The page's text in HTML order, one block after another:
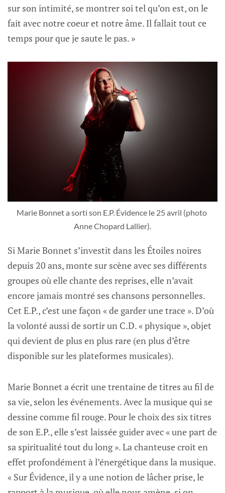
sur son intimité, se montrer soi tel qu’on est, on le
fait avec notre coeur et notre âme. Il fallait tout ce
temps pour que je saute le pas. »
Marie Bonnet a sorti son E.P. Évidence le 25 avril (photo
Anne Chopard Lallier).
Si Marie Bonnet s’investit dans les Étoiles noires
depuis 20 ans, monte sur scène avec ses différents
groupes où elle chante des reprises, elle n’avait
encore jamais montré ses chansons personnelles.
Cet E.P., c’est une façon « de garder une trace ». D’où
la volonté aussi de sortir un C.D. « physique », objet
qui devient de plus en plus rare (en plus d’être
disponible sur les plateformes musicales).
Marie Bonnet a écrit une trentaine de titres au fil de
sa vie, selon les événements. Avec la musique qui se
dessine comme fil rouge. Pour le choix des six titres
de son E.P., elle s’est laissée guider avec « une part de
sa spiritualité tout du long ». La chanteuse croit en
effet profondément à l’énergétique dans la musique.
« Sur Évidence, il y a une notion de lâcher prise, le